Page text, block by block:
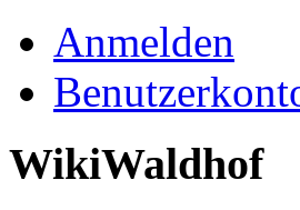
Anmelden
WikiWaldhof